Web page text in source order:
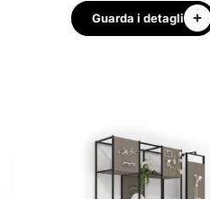
Guarda i detagli